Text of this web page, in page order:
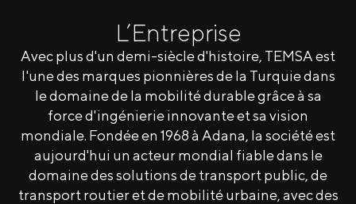
L’Entreprise
Avec plus d'un demi-siècle d'histoire, TEMSA est
l'une des marques pionnières de la Turquie dans
le domaine de la mobilité durable grâce à sa
force d'ingénierie innovante et sa vision
mondiale. Fondée en 1968 à Adana, la société est
aujourd'hui un acteur mondial fiable dans le
domaine des solutions de transport public, de
transport routier et de mobilité urbaine, avec des